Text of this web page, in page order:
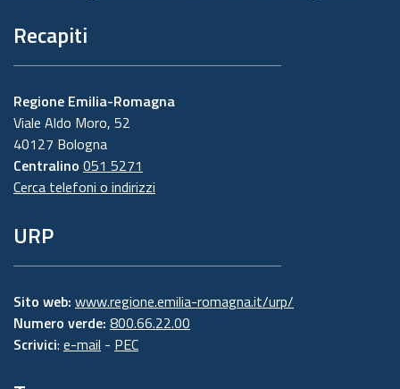
Recapiti
Regione Emilia-Romagna
Viale Aldo Moro, 52
40127 Bologna
Centralino 051 5271
Cerca telefoni o indirizzi
URP
Sito web: www.regione.emilia-romagna.it/urp/
Numero verde: 800.66.22.00
Scrivici: e-mail - PEC